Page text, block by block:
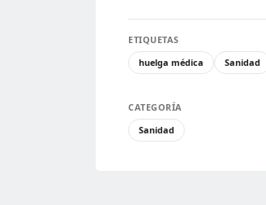
ETIQUETAS
huelga médica
Sanidad
CATEGORÍA
Sanidad